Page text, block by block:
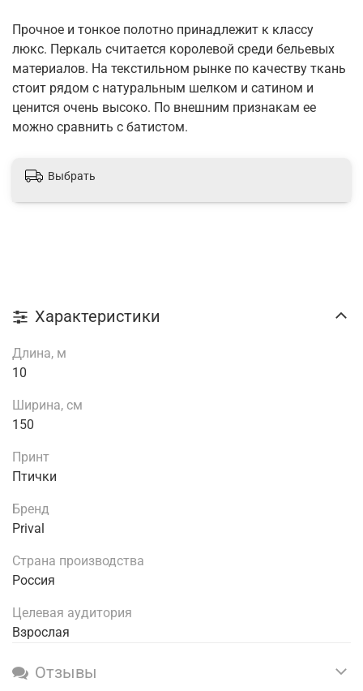
Прочное и тонкое полотно принадлежит к классу
люкс. Перкаль считается королевой среди бельевых
материалов. На текстильном рынке по качеству ткань
стоит рядом с натуральным шелком и сатином и
ценится очень высоко. По внешним признакам ее
можно сравнить с батистом.
Выбрать
Характеристики
Длина, м
10
Ширина, см
150
Принт
Птички
Бренд
Prival
Страна производства
Россия
Целевая аудитория
Взрослая
Отзывы